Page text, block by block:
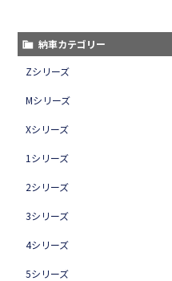
納車カテゴリー
Zシリーズ
Mシリーズ
Xシリーズ
1シリーズ
2シリーズ
3シリーズ
4シリーズ
5シリーズ